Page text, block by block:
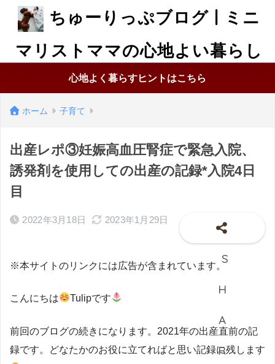
ちゅーりっぷブログ | ミニ
マリストママの心地よい暮らし
心地よく暮らすヒントはこちら
ホーム 子育て
出産レポ③妊娠高血圧腎症で緊急入院、
誘発剤を使用しての出産の記録*入院4日
目
2022年3月18日 2023年1月29日
※本サイトのリンクには広告が含まれています。
こんにちは Tulipです
前回のブログの続きになります。2021年の出産直前の記
録です。どなたかのお役に立てればと思い記録に残します